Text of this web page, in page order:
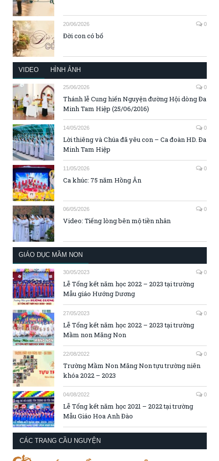
20/06/2026 0
Đời con có bố
VIDEO HÌNH ẢNH
25/06/2026 0
Thánh lễ Cung hiến Nguyện đường Hội dòng Đa
Minh Tam Hiệp (25/06/2016)
14/05/2026 0
Lời thiêng và Chúa đã yêu con – Ca đoàn HD. Đa
Minh Tam Hiệp
11/05/2026 0
Ca khúc: 75 năm Hồng Ân
06/05/2026 0
Video: Tiếng lòng bên mộ tiền nhân
GIÁO DỤC MẦM NON
30/05/2023 0
Lễ Tổng kết năm học 2022 – 2023 tại trường
Mẫu giáo Hướng Dương
27/05/2023 0
Lễ Tổng kết năm học 2022 – 2023 tại trường
Mầm non Măng Non
22/08/2022 0
Trường Mầm Non Măng Non tựu trường niên
khóa 2022 – 2023
04/08/2022 0
Lễ Tổng kết năm học 2021 – 2022 tại trường
Mẫu Giáo Hoa Anh Đào
CÁC TRANG CẦU NGUYỆN